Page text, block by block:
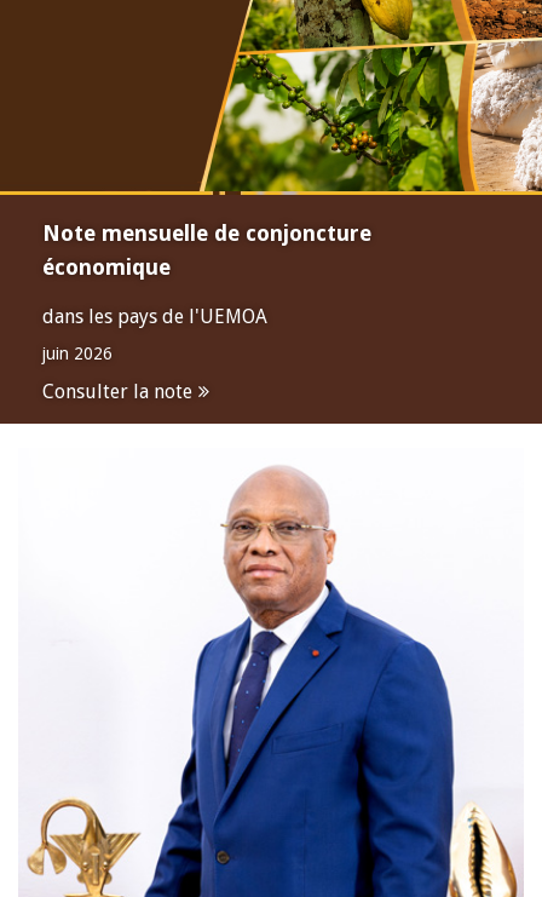
Note mensuelle de conjoncture
économique
dans les pays de l'UEMOA
juin 2026
Consulter la note